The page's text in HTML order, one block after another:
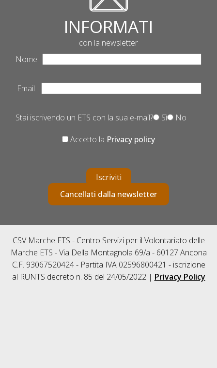
INFORMATI
con la newsletter
Nome
Email
Stai iscrivendo un ETS con la sua e-mail? Sì No
Accetto la Privacy policy
Iscriviti
Cancellati dalla newsletter
CSV Marche ETS - Centro Servizi per il Volontariato delle
Marche ETS - Via Della Montagnola 69/a - 60127 Ancona
C.F. 93067520424 - Partita IVA 02596800421 - iscrizione
al RUNTS decreto n. 85 del 24/05/2022 | Privacy Policy